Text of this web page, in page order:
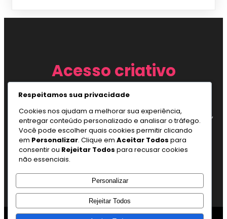
Acesso criativo
Vivamus convallis ac nisi a fringilla. Mauris ut erat eget nisl
Suspendisse sit amet urna elementum, posuere mauris quis,
ultricies mauris. Ut non risus pretium, dapibus nibh sit amet,
sodales nunc.
Respeitamos sua privacidade
Cookies nos ajudam a melhorar sua experiência,
entregar conteúdo personalizado e analisar o tráfego.
Você pode escolher quais cookies permitir clicando
em Personalizar. Clique em Aceitar Todos para
consentir ou Rejeitar Todos para recusar cookies
não essenciais.
Personalizar
Rejeitar Todos